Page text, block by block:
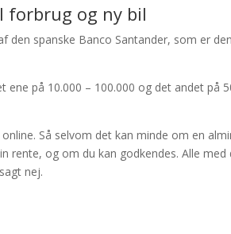
forbrug og ny bil
den spanske Banco Santander, som er
ene på 10.000 – 100.000 og det andet
Så selvom det kan minde om en
rente, og om du kan godkendes. Alle
nej.